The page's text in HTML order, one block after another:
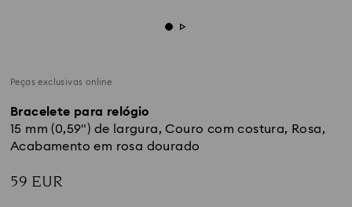
Peças exclusivas online
Bracelete para relógio
15 mm (0,59") de largura, Couro com costura, Rosa,
Acabamento em rosa dourado
59 EUR